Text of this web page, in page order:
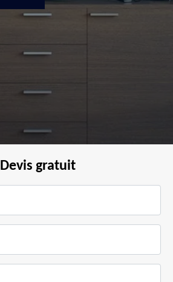
Devis gratuit